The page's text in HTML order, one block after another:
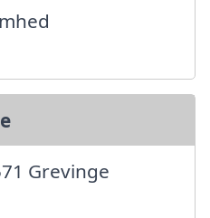
Grevinge